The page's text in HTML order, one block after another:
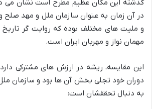
گذشته این مکان عظیم مطرح است نشان
در آن زمان به عنوان سازمان ملل و مهد صلح
و ملیت های مختلف بوده که روایت گر
مهمان نواز و مهربان ایران است.
این مقایسه، ریشه در ارزش های مشترکی
دوران خود تجلی بخش آن ها بود و سازمان
به دنبال تحققشان است: